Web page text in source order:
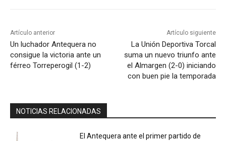
Artículo anterior
Un luchador Antequera no
consigue la victoria ante un
férreo Torreperogil (1-2)
Artículo siguiente
La Unión Deportiva Torcal
suma un nuevo triunfo ante
el Almargen (2-0) iniciando
con buen pie la temporada
NOTICIAS RELACIONADAS
El Antequera ante el primer partido de